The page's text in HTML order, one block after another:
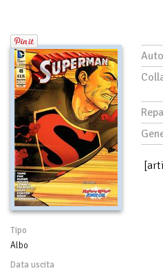
Tipo
Albo
Data uscita